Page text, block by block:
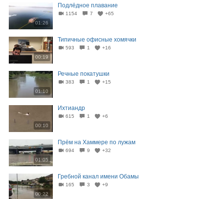
01:26
Подлёдное плавание
1154 7 +65
00:19
Типичные офисные хомячки
593 1 +16
01:10
Речные покатушки
383 1 +15
00:10
Ихтиандр
615 1 +6
01:05
Прём на Хаммере по лужам
694 9 +32
00:22
Гребной канал имени Обамы
165 3 +9